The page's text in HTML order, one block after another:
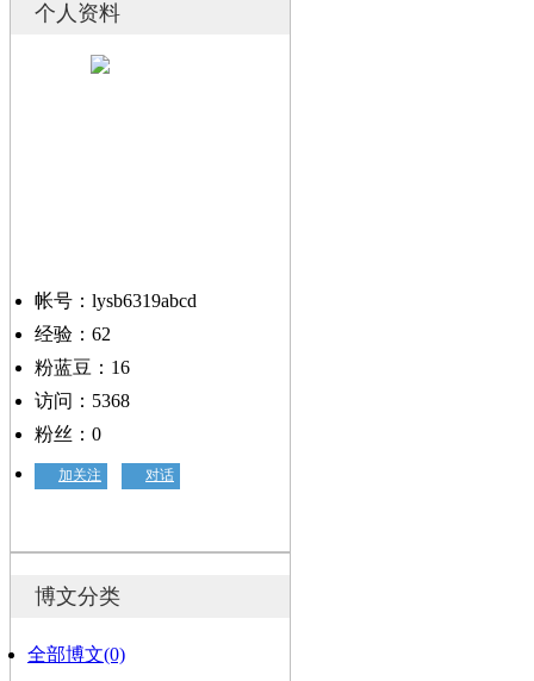
个人资料
帐号：lysb6319abcd
经验：62
粉蓝豆：16
访问：5368
粉丝：0
加关注 对话
博文分类
全部博文(0)